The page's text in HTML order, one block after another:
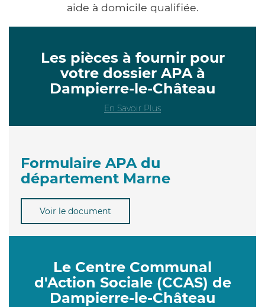
aide à domicile qualifiée.
Les pièces à fournir pour
votre dossier APA à
Dampierre-le-Château
En Savoir Plus
Formulaire APA du
département Marne
Voir le document
Le Centre Communal
d'Action Sociale (CCAS) de
Dampierre-le-Château